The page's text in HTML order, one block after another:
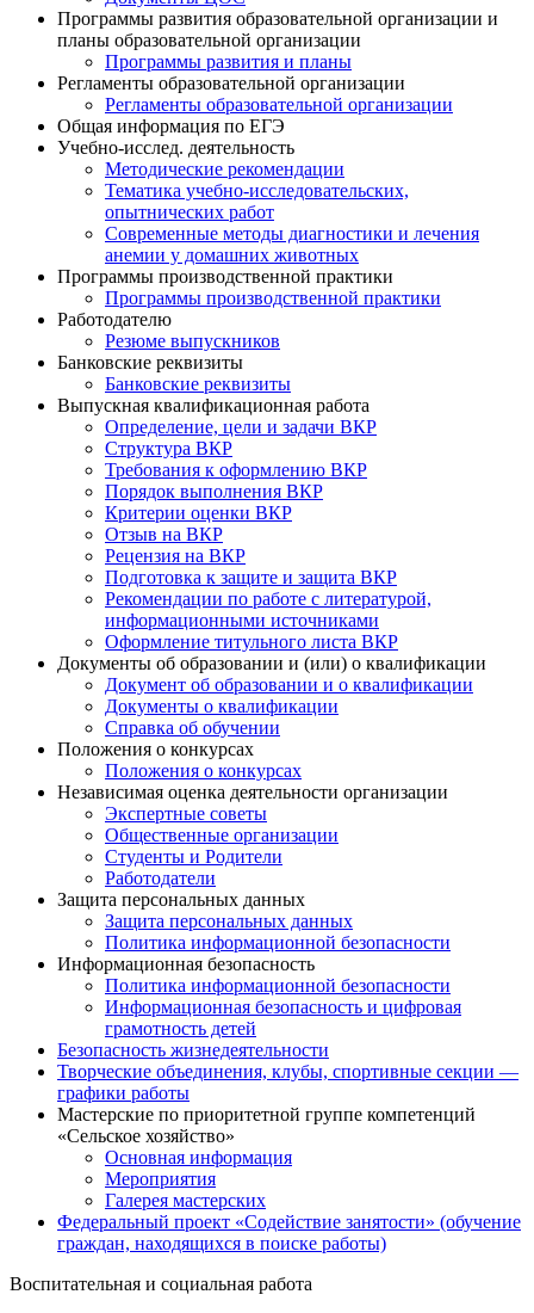
Программы развития образовательной организации и
планы образовательной организации
Программы развития и планы
Регламенты образовательной организации
Регламенты образовательной организации
Общая информация по ЕГЭ
Учебно-исслед. деятельность
Методические рекомендации
Тематика учебно-исследовательских,
опытнических работ
Современные методы диагностики и лечения
анемии у домашних животных
Программы производственной практики
Программы производственной практики
Работодателю
Резюме выпускников
Банковские реквизиты
Банковские реквизиты
Выпускная квалификационная работа
Определение, цели и задачи ВКР
Структура ВКР
Требования к оформлению ВКР
Порядок выполнения ВКР
Критерии оценки ВКР
Отзыв на ВКР
Рецензия на ВКР
Подготовка к защите и защита ВКР
Рекомендации по работе с литературой,
информационными источниками
Оформление титульного листа ВКР
Документы об образовании и (или) о квалификации
Документ об образовании и о квалификации
Документы о квалификации
Справка об обучении
Положения о конкурсах
Положения о конкурсах
Независимая оценка деятельности организации
Экспертные советы
Общественные организации
Студенты и Родители
Работодатели
Защита персональных данных
Защита персональных данных
Политика информационной безопасности
Информационная безопасность
Политика информационной безопасности
Информационная безопасность и цифровая
грамотность детей
Безопасность жизнедеятельности
Творческие объединения, клубы, спортивные секции —
графики работы
Мастерские по приоритетной группе компетенций
«Сельское хозяйство»
Основная информация
Мероприятия
Галерея мастерских
Федеральный проект «Содействие занятости» (обучение
граждан, находящихся в поиске работы)
Воспитательная и социальная работа